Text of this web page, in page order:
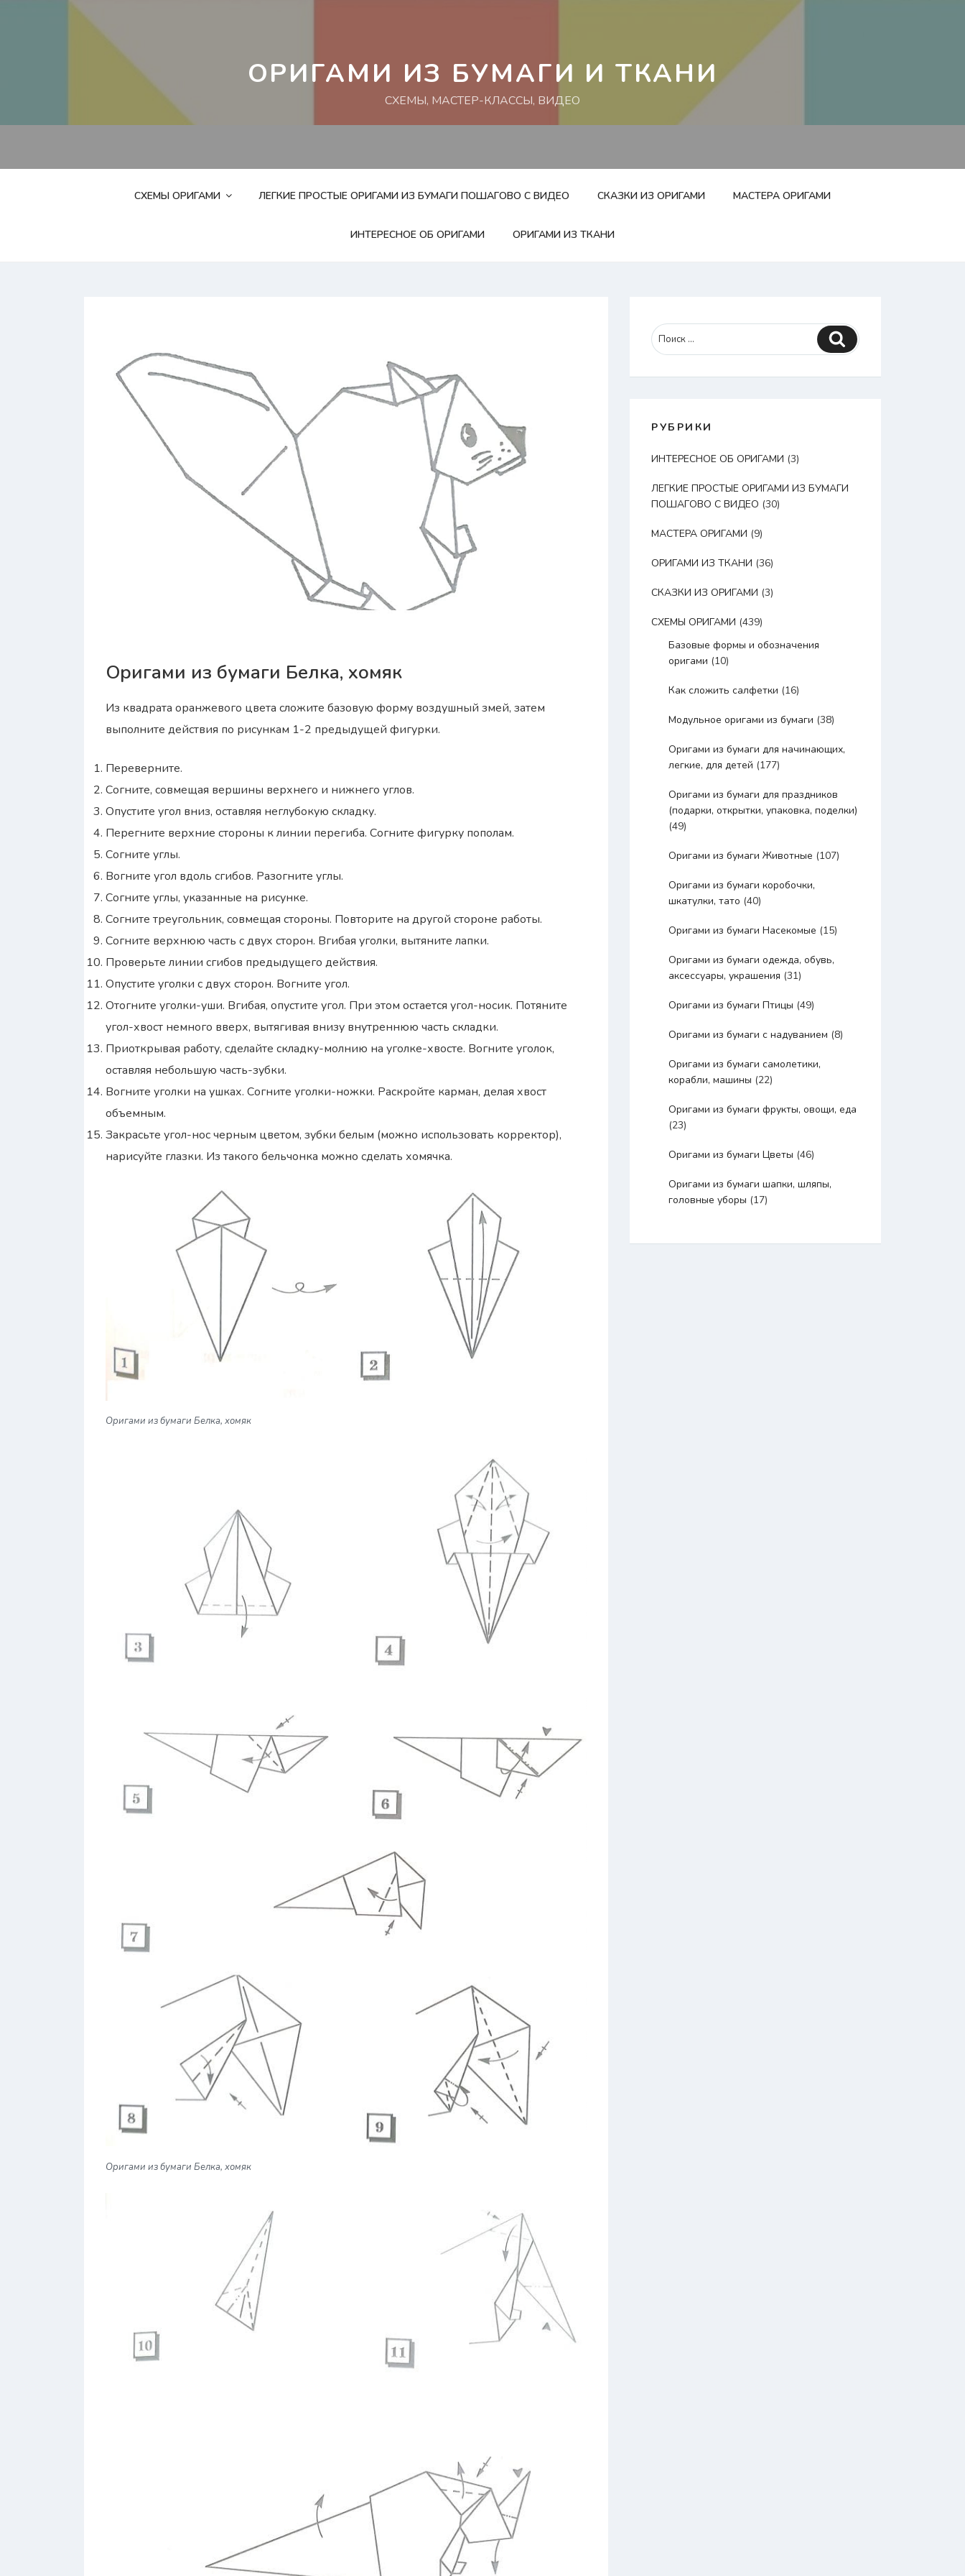
ОРИГАМИ ИЗ БУМАГИ И ТКАНИ
СХЕМЫ, МАСТЕР-КЛАССЫ, ВИДЕО
СХЕМЫ ОРИГАМИ ЛЕГКИЕ ПРОСТЫЕ ОРИГАМИ ИЗ БУМАГИ ПОШАГОВО С ВИДЕО СКАЗКИ ИЗ ОРИГАМИ МАСТЕРА ОРИГАМИ
ИНТЕРЕСНОЕ ОБ ОРИГАМИ ОРИГАМИ ИЗ ТКАНИ
Оригами из бумаги Белка, хомяк
Из квадрата оранжевого цвета сложите базовую форму воздушный змей, затем
выполните действия по рисункам 1-2 предыдущей фигурки.
Переверните.
Согните, совмещая вершины верхнего и нижнего углов.
Опустите угол вниз, оставляя неглубокую складку.
Перегните верхние стороны к линии перегиба. Согните фигурку пополам.
Согните углы.
Вогните угол вдоль сгибов. Разогните углы.
Согните углы, указанные на рисунке.
Согните треугольник, совмещая стороны. Повторите на другой стороне работы.
Согните верхнюю часть с двух сторон. Вгибая уголки, вытяните лапки.
Проверьте линии сгибов предыдущего действия.
Опустите уголки с двух сторон. Вогните угол.
Отогните уголки-уши. Вгибая, опустите угол. При этом остается угол-носик. Потяните
угол-хвост немного вверх, вытягивая внизу внутреннюю часть складки.
Приоткрывая работу, сделайте складку-молнию на уголке-хвосте. Вогните уголок,
оставляя небольшую часть-зубки.
Вогните уголки на ушках. Согните уголки-ножки. Раскройте карман, делая хвост
объемным.
Закрасьте угол-нос черным цветом, зубки белым (можно использовать корректор),
нарисуйте глазки. Из такого бельчонка можно сделать хомячка.
Оригами из бумаги Белка, хомяк
Оригами из бумаги Белка, хомяк
Поиск
РУБРИКИ
ИНТЕРЕСНОЕ ОБ ОРИГАМИ (3)
ЛЕГКИЕ ПРОСТЫЕ ОРИГАМИ ИЗ БУМАГИ
ПОШАГОВО С ВИДЕО (30)
МАСТЕРА ОРИГАМИ (9)
ОРИГАМИ ИЗ ТКАНИ (36)
СКАЗКИ ИЗ ОРИГАМИ (3)
СХЕМЫ ОРИГАМИ (439)
Базовые формы и обозначения
оригами (10)
Как сложить салфетки (16)
Модульное оригами из бумаги (38)
Оригами из бумаги для начинающих,
легкие, для детей (177)
Оригами из бумаги для праздников
(подарки, открытки, упаковка, поделки)
(49)
Оригами из бумаги Животные (107)
Оригами из бумаги коробочки,
шкатулки, тато (40)
Оригами из бумаги Насекомые (15)
Оригами из бумаги одежда, обувь,
аксессуары, украшения (31)
Оригами из бумаги Птицы (49)
Оригами из бумаги с надуванием (8)
Оригами из бумаги самолетики,
корабли, машины (22)
Оригами из бумаги фрукты, овощи, еда
(23)
Оригами из бумаги Цветы (46)
Оригами из бумаги шапки, шляпы,
головные уборы (17)